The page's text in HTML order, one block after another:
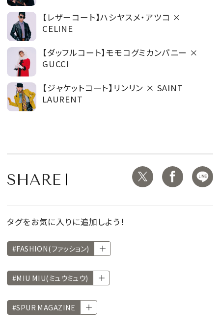
【レザーコート】ハシヤスメ・アツコ ×
CELINE
【ダッフルコート】モモコグミカンパニー ×
GUCCI
【ジャケットコート】リンリン × SAINT
LAURENT
SHARE
タグをお気に入りに追加しよう！
#FASHION(ファッション)
#MIU MIU(ミュウミュウ)
#SPUR MAGAZINE